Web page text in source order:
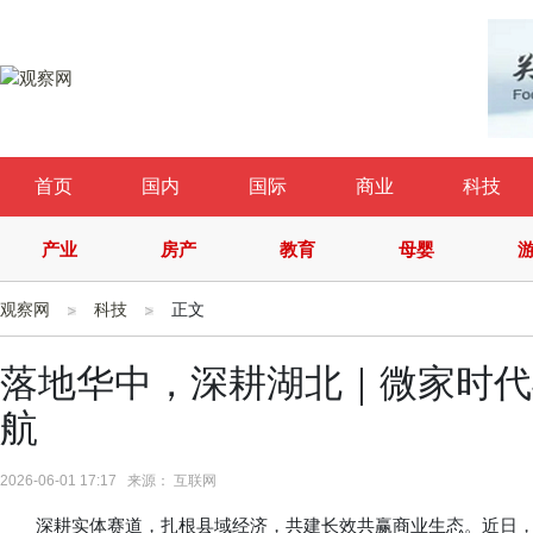
首页 国内 国际 商业 科技
产业 房产 教育 母婴
观察网 科技 正文
落地华中，深耕湖北｜微家时
航
2026-06-01 17:17 来源： 互联网
深耕实体赛道，扎根县域经济，共建长效共赢商业生态。近日